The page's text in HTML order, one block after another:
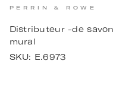
PERRIN & ROWE
Distributeur -de savon
mural
SKU: E.6973